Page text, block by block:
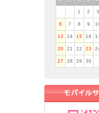
1 2 3
6 7 8 9
13 14 15 16
20 21 22 23
27 28 29 30